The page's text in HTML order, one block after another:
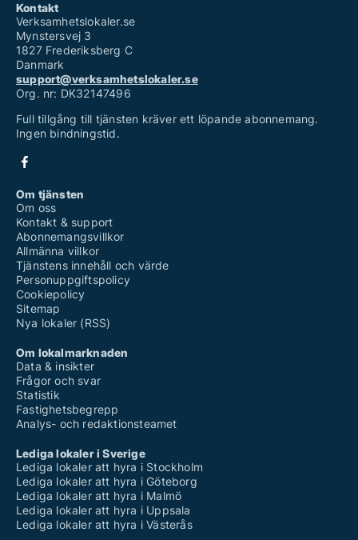
Kontakt
Verksamhetslokaler.se
Mynstersvej 3
1827 Frederiksberg C
Danmark
support@verksamhetslokaler.se
Org. nr: DK32147496
Full tillgång till tjänsten kräver ett löpande abonnemang.
Ingen bindningstid.
Om tjänsten
Om oss
Kontakt & support
Abonnemangsvillkor
Allmänna villkor
Tjänstens innehåll och värde
Personuppgiftspolicy
Cookiepolicy
Sitemap
Nya lokaler (RSS)
Om lokalmarknaden
Data & insikter
Frågor och svar
Statistik
Fastighetsbegrepp
Analys- och redaktionsteamet
Lediga lokaler i Sverige
Lediga lokaler att hyra i Stockholm
Lediga lokaler att hyra i Göteborg
Lediga lokaler att hyra i Malmö
Lediga lokaler att hyra i Uppsala
Lediga lokaler att hyra i Västerås